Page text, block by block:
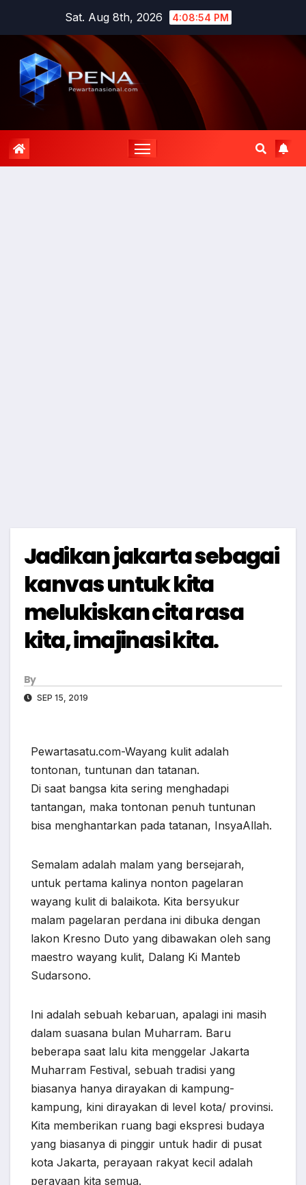
Sat. Aug 8th, 2026 4:08:54 PM
Jadikan jakarta sebagai
kanvas untuk kita
melukiskan cita rasa
kita, imajinasi kita.
By
SEP 15, 2019
Pewartasatu.com-Wayang kulit adalah
tontonan, tuntunan dan tatanan.
Di saat bangsa kita sering menghadapi
tantangan, maka tontonan penuh tuntunan
bisa menghantarkan pada tatanan, InsyaAllah.
Semalam adalah malam yang bersejarah,
untuk pertama kalinya nonton pagelaran
wayang kulit di balaikota. Kita bersyukur
malam pagelaran perdana ini dibuka dengan
lakon Kresno Duto yang dibawakan oleh sang
maestro wayang kulit, Dalang Ki Manteb
Sudarsono.
Ini adalah sebuah kebaruan, apalagi ini masih
dalam suasana bulan Muharram. Baru
beberapa saat lalu kita menggelar Jakarta
Muharram Festival, sebuah tradisi yang
biasanya hanya dirayakan di kampung-
kampung, kini dirayakan di level kota/ provinsi.
Kita memberikan ruang bagi ekspresi budaya
yang biasanya di pinggir untuk hadir di pusat
kota Jakarta, perayaan rakyat kecil adalah
perayaan kita semua.